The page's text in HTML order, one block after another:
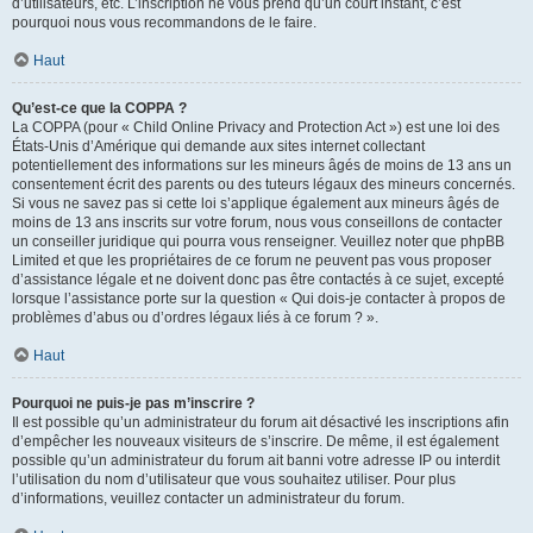
d’utilisateurs, etc. L’inscription ne vous prend qu’un court instant, c’est
pourquoi nous vous recommandons de le faire.
Haut
Qu’est-ce que la COPPA ?
La COPPA (pour « Child Online Privacy and Protection Act ») est une loi des
États-Unis d’Amérique qui demande aux sites internet collectant
potentiellement des informations sur les mineurs âgés de moins de 13 ans un
consentement écrit des parents ou des tuteurs légaux des mineurs concernés.
Si vous ne savez pas si cette loi s’applique également aux mineurs âgés de
moins de 13 ans inscrits sur votre forum, nous vous conseillons de contacter
un conseiller juridique qui pourra vous renseigner. Veuillez noter que phpBB
Limited et que les propriétaires de ce forum ne peuvent pas vous proposer
d’assistance légale et ne doivent donc pas être contactés à ce sujet, excepté
lorsque l’assistance porte sur la question « Qui dois-je contacter à propos de
problèmes d’abus ou d’ordres légaux liés à ce forum ? ».
Haut
Pourquoi ne puis-je pas m’inscrire ?
Il est possible qu’un administrateur du forum ait désactivé les inscriptions afin
d’empêcher les nouveaux visiteurs de s’inscrire. De même, il est également
possible qu’un administrateur du forum ait banni votre adresse IP ou interdit
l’utilisation du nom d’utilisateur que vous souhaitez utiliser. Pour plus
d’informations, veuillez contacter un administrateur du forum.